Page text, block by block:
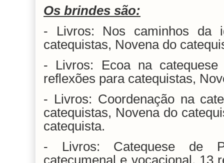
Os brindes são:
- Livros: Nos caminhos da
catequistas, Novena do
- Livros: Ecoa na
reflexões para catequistas,
- Livros: Coordenação na
catequistas, Novena do
catequista.
- Livros: Catequese de